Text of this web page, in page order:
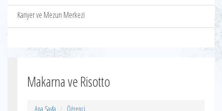
Kariyer ve Mezun Merkezi
Makarna ve Risotto
Ana Sayfa
Öğrenci